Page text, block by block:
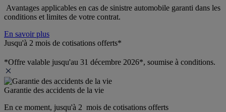
Avantages applicables en cas de sinistre automobile garanti dans les
conditions et limites de votre contrat.
En savoir plus
Jusqu'à 2 mois de cotisations offerts*
*Offre valable jusqu'au 31 décembre 2026*, soumise à conditions.
Garantie des accidents de la vie
En ce moment, jusqu'à 2  mois de cotisations offerts